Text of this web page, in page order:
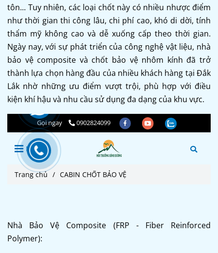
tôn... Tuy nhiên, các loại chốt này có nhiều nhược điểm
như thời gian thi công lâu, chi phí cao, khó di dời, tính
thẩm mỹ không cao và dễ xuống cấp theo thời gian.
Ngày nay, với sự phát triển của công nghệ vật liệu, nhà
bảo vệ composite và chốt bảo vệ nhôm kính đã trở
thành lựa chọn hàng đầu của nhiều khách hàng tại Đắk
Lắk nhờ những ưu điểm vượt trội, phù hợp với điều
kiện khí hậu và nhu cầu sử dụng đa dạng của khu vực.
Nhà Bảo Vệ Composite (FRP - Fiber Reinforced
Polymer):